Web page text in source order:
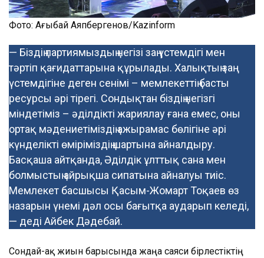
Фото: Ағыбай Аяпбергенов/Kazinform
— Біздің партиямыздың негізі заң үстемдігі мен
тәртіп қағидаттарына құрылады. Халықтың заң
үстемдігіне деген сенімі – мемлекеттің басты
ресурсы әрі тірегі. Сондықтан біздің негізгі
міндетіміз – әділдікті жариялау ғана емес, оны
ортақ мәдениетіміздің ажырамас бөлігіне әрі
күнделікті өміріміздің шартына айналдыру.
Басқаша айтқанда, Әділдік ұлттық сана мен
болмыстың айрықша сипатына айналуы тиіс.
Мемлекет басшысы Қасым-Жомарт Тоқаев өз
назарын үнемі дәл осы бағытқа аударып келеді,
— деді Айбек Дәдебай.
Сондай-ақ жиын барысында жаңа саяси бірлестіктің